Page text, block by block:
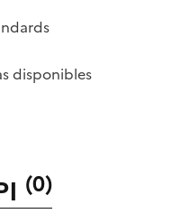
disponibles
(0)